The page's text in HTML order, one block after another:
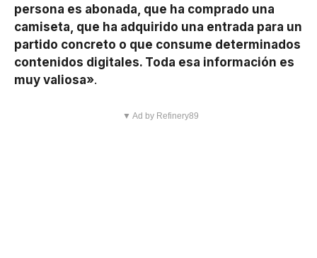
persona es abonada, que ha comprado una
camiseta, que ha adquirido una entrada para un
partido concreto o que consume determinados
contenidos digitales. Toda esa información es
muy valiosa».
▼ Ad by Refinery89